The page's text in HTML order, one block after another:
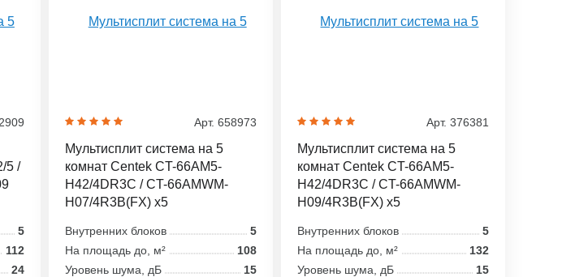
5 /
5
112
24
Арт. 658973
Мультисплит система на 5
комнат Centek CT-66AM5-
H42/4DR3C / CT-66AMWM-
H07/4R3B(FX) x5
Внутренних блоков
5
На площадь до, м²
108
Уровень шума, дБ
15
Арт. 376381
Мультисплит система на 5
комнат Centek CT-66AM5-
H42/4DR3C / CT-66AMWM-
H09/4R3B(FX) x5
Внутренних блоков
5
На площадь до, м²
132
Уровень шума, дБ
15